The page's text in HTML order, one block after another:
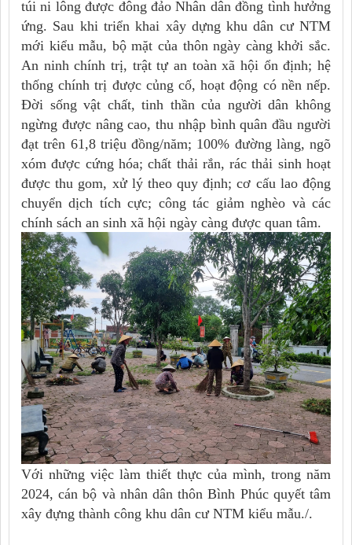
túi ni lông được đông đảo Nhân dân đồng tình hưởng
ứng. Sau khi triển khai xây dựng khu dân cư NTM
mới kiểu mẫu, bộ mặt của thôn ngày càng khởi sắc.
An ninh chính trị, trật tự an toàn xã hội ổn định; hệ
thống chính trị được củng cố, hoạt động có nền nếp.
Đời sống vật chất, tinh thần của người dân không
ngừng được nâng cao, thu nhập bình quân đầu người
đạt trên 61,8 triệu đồng/năm; 100% đường làng, ngõ
xóm được cứng hóa; chất thải rắn, rác thải sinh hoạt
được thu gom, xử lý theo quy định; cơ cấu lao động
chuyển dịch tích cực; công tác giảm nghèo và các
chính sách an sinh xã hội ngày càng được quan tâm.
Với những việc làm thiết thực của mình, trong năm
2024, cán bộ và nhân dân thôn Bình Phúc quyết tâm
xây đựng thành công khu dân cư NTM kiểu mẫu./.